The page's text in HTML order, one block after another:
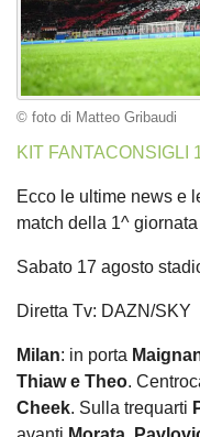
© foto di Matteo Gribaudi
KIT FANTACONSIGLI
Ecco le ultime news e
match della 1^ giornata
Sabato 17 agosto
Diretta Tv: DAZN/SKY
Milan: in porta
Thiaw e Theo.
Cheek. Sulla trequarti